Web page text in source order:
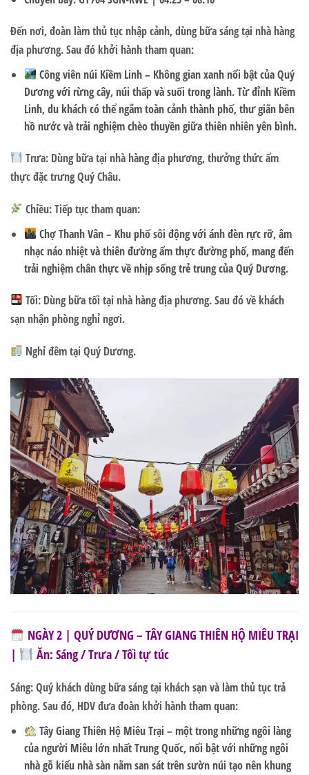
Đến nơi, đoàn làm thủ tục nhập cảnh, dùng bữa sáng tại nhà hàng
địa phương. Sau đó khởi hành tham quan:
Công viên núi Kiềm Linh– Không gian xanh nổi bật của Quý
Dương với rừng cây, núi thấp và suối trong lành. Từ đỉnh Kiềm
Linh, du khách có thể ngắm toàn cảnh thành phố, thư giãn bên
hồ nước và trải nghiệm chèo thuyền giữa thiên nhiên yên bình.
Trưa: Dùng bữa tại nhà hàng địa phương, thưởng thức ẩm
thực đặc trưng Quý Châu.
Chiều:Tiếp tục tham quan:
Chợ Thanh Vân– Khu phố sôi động với ánh đèn rực rỡ, âm
nhạc náo nhiệt và thiên đường ẩm thực đường phố, mang đến
trải nghiệm chân thực về nhịp sống trẻ trung của Quý Dương.
Tối: Dùng bữa tối tại nhà hàng địa phương. Sau đó về khách
sạn nhận phòng nghỉ ngơi.
Nghỉ đêm tại Quý Dương.
NGÀY 2 | QUÝ DƯƠNG – TÂY GIANG THIÊN HỘ MIÊU TRẠI
|
Ăn: Sáng / Trưa / Tối tự túc
Sáng: Quý khách dùng bữa sáng tại khách sạn và làm thủ tục trả
phòng. Sau đó, HDV đưa đoàn khởi hành tham quan:
Tây Giang Thiên Hộ Miêu Trại – một trong những ngôi làng
của người Miêu lớn nhất Trung Quốc, nổi bật với những ngôi
nhà gỗ kiểu nhà sàn nằm san sát trên sườn núi tạo nên khung